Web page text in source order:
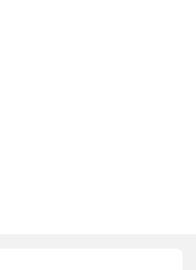
NT$ 200 到 NT$ 280